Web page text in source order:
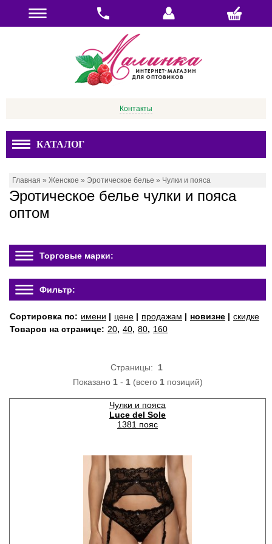
Контакты
КАТАЛОГ
Главная » Женское » Эротическое белье » Чулки и пояса
Эротическое белье чулки и пояса
оптом
Торговые марки:
Фильтр:
Сортировка по: имени | цене | продажам | новизне | скидке
Товаров на странице: 20, 40, 80, 160
Страницы: 1
Показано 1- 1(всего 1позиций)
Чулки и пояса
Luce del Sole
1381 пояс